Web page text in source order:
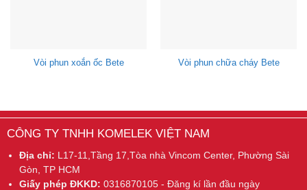
Vòi phun xoắn ốc Bete Vòi phun chữa cháy Bete
CÔNG TY TNHH KOMELEK VIỆT NAM
Địa chỉ: L17-11,Tầng 17,Tòa nhà Vincom Center, Phường Sài
Gòn, TP HCM
Giấy phép ĐKKD: 0316870105 - Đăng kí lần đầu ngày